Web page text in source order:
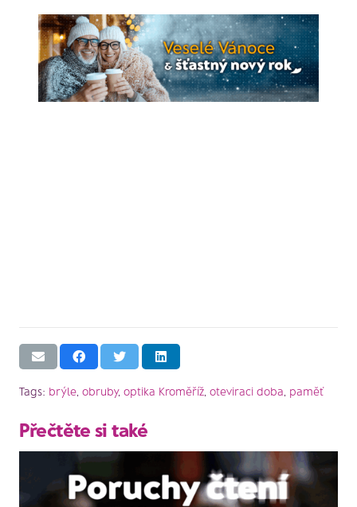
Tags: brýle obruby, optika Kroměříž oteviraci doba paměť
Přečtěte si také